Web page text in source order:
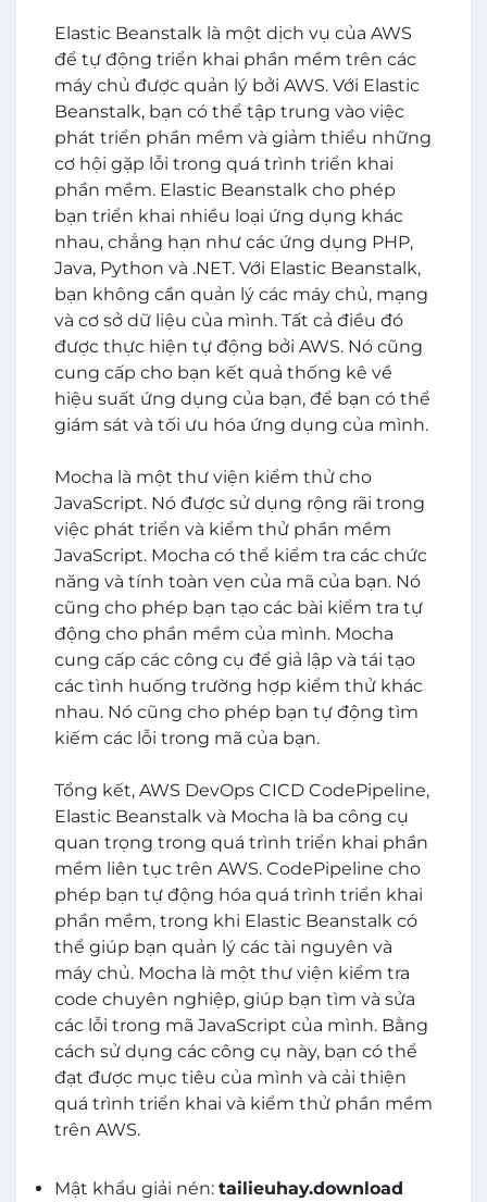
Elastic Beanstalk là một dịch vụ của AWS
để tự động triển khai phần mềm trên các
máy chủ được quản lý bởi AWS. Với Elastic
Beanstalk, bạn có thể tập trung vào việc
phát triển phần mềm và giảm thiểu những
cơ hội gặp lỗi trong quá trình triển khai
phần mềm. Elastic Beanstalk cho phép
bạn triển khai nhiều loại ứng dụng khác
nhau, chẳng hạn như các ứng dụng PHP,
Java, Python và .NET. Với Elastic Beanstalk,
bạn không cần quản lý các máy chủ, mạng
và cơ sở dữ liệu của mình. Tất cả điều đó
được thực hiện tự động bởi AWS. Nó cũng
cung cấp cho bạn kết quả thống kê về
hiệu suất ứng dụng của bạn, để bạn có thể
giám sát và tối ưu hóa ứng dụng của mình.
Mocha là một thư viện kiểm thử cho
JavaScript. Nó được sử dụng rộng rãi trong
việc phát triển và kiểm thử phần mềm
JavaScript. Mocha có thể kiểm tra các chức
năng và tính toàn vẹn của mã của bạn. Nó
cũng cho phép bạn tạo các bài kiểm tra tự
động cho phần mềm của mình. Mocha
cung cấp các công cụ để giả lập và tái tạo
các tình huống trường hợp kiểm thử khác
nhau. Nó cũng cho phép bạn tự động tìm
kiếm các lỗi trong mã của bạn.
Tổng kết, AWS DevOps CICD CodePipeline,
Elastic Beanstalk và Mocha là ba công cụ
quan trọng trong quá trình triển khai phần
mềm liên tục trên AWS. CodePipeline cho
phép bạn tự động hóa quá trình triển khai
phần mềm, trong khi Elastic Beanstalk có
thể giúp bạn quản lý các tài nguyên và
máy chủ. Mocha là một thư viện kiểm tra
code chuyên nghiệp, giúp bạn tìm và sửa
các lỗi trong mã JavaScript của mình. Bằng
cách sử dụng các công cụ này, bạn có thể
đạt được mục tiêu của mình và cải thiện
quá trình triển khai và kiểm thử phần mềm
trên AWS.
Mật khẩu giải nén: tailieuhay.download